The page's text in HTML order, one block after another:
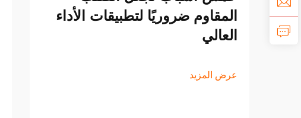
المقاوم ضروريًا لتطبيقات الأداء
العالي
عرض المزيد